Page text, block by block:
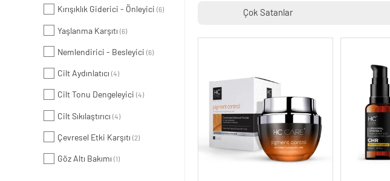
Kırışıklık Giderici - Önleyici (6)
Yaşlanma Karşıtı (6)
Nemlendirici - Besleyici (6)
Cilt Aydınlatıcı (4)
Cilt Tonu Dengeleyici (4)
Cilt Sıkılaştırıcı (4)
Çevresel Etki Karşıtı (2)
Göz Altı Bakımı (1)
Çok Satanlar